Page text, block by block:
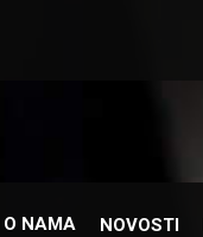
O NAMA NOVOSTI